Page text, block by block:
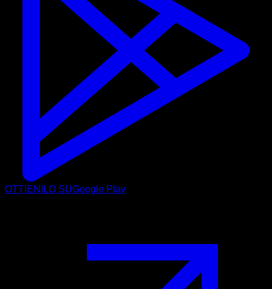
OTTIENILO SUGoogle Play